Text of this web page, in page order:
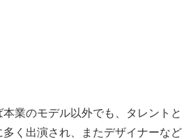
本業のモデル以外でも、タレントと
多 く出演され、またデザイナーなど